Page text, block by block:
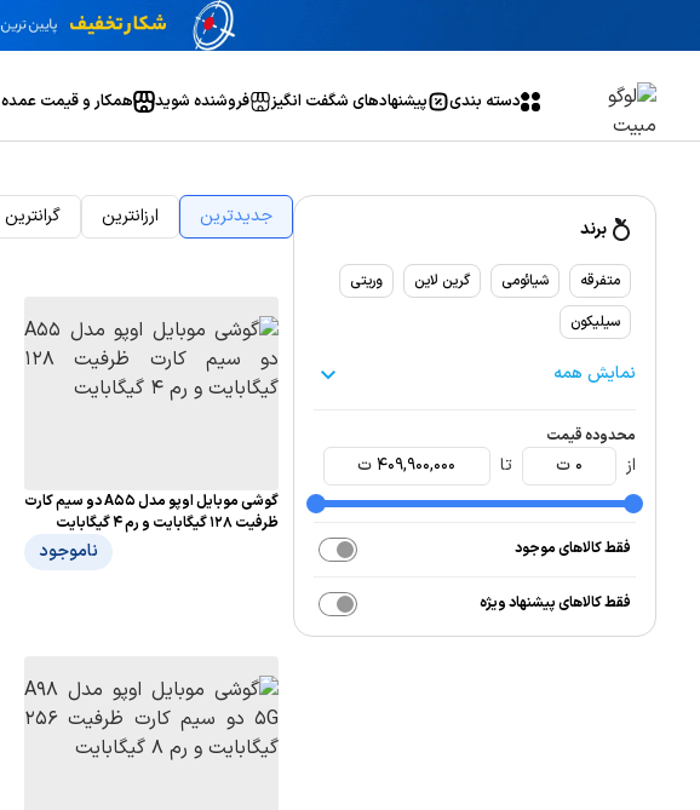
دسته بندی پیشنهاد‌های شگفت انگیز فروشنده شوید همکار و قیمت عمده
برند
متفرقه شیائومی گرین لاین
وریتی
سیلیکون
نمایش همه
محدوده قیمت
از 0 ت تا 409,900,000 ت
فقط کالاهای موجود
فقط کالاهای پیشنهاد ویژه
جدیدترین ارزانترین گرانترین
گوشی موبایل اوپو مدل A55 دو سیم کارت
ظرفیت 128 گیگابایت و رم 4 گیگابایت
ناموجود